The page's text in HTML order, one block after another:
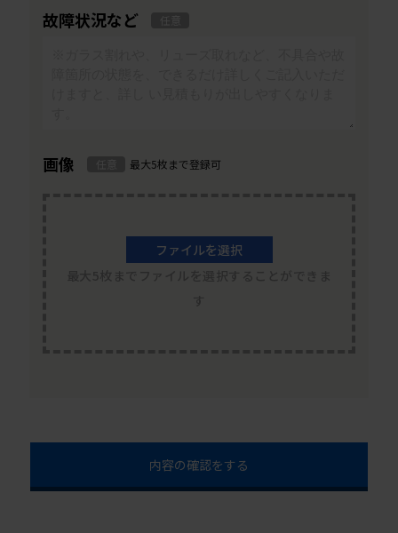
故障状況など
画像 最大5枚まで登録可
ファイルを選択
内容の確認をする